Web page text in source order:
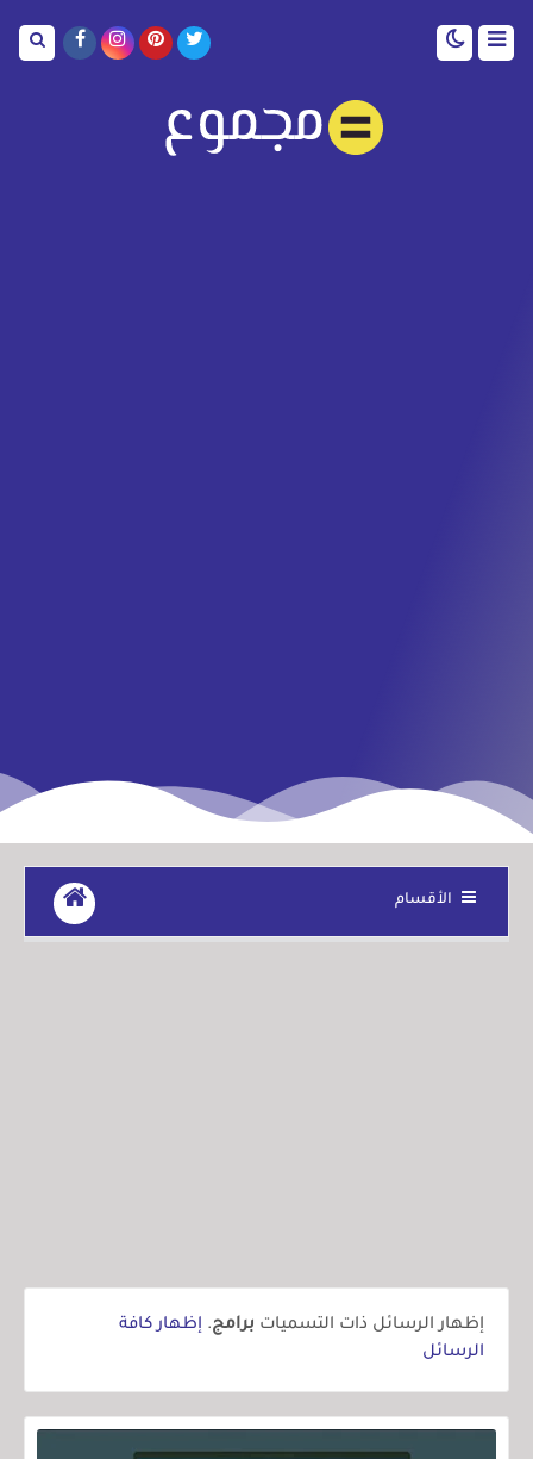
الأقسام
‏إظهار الرسائل ذات التسميات برامج. إظهار كافة
الرسائل